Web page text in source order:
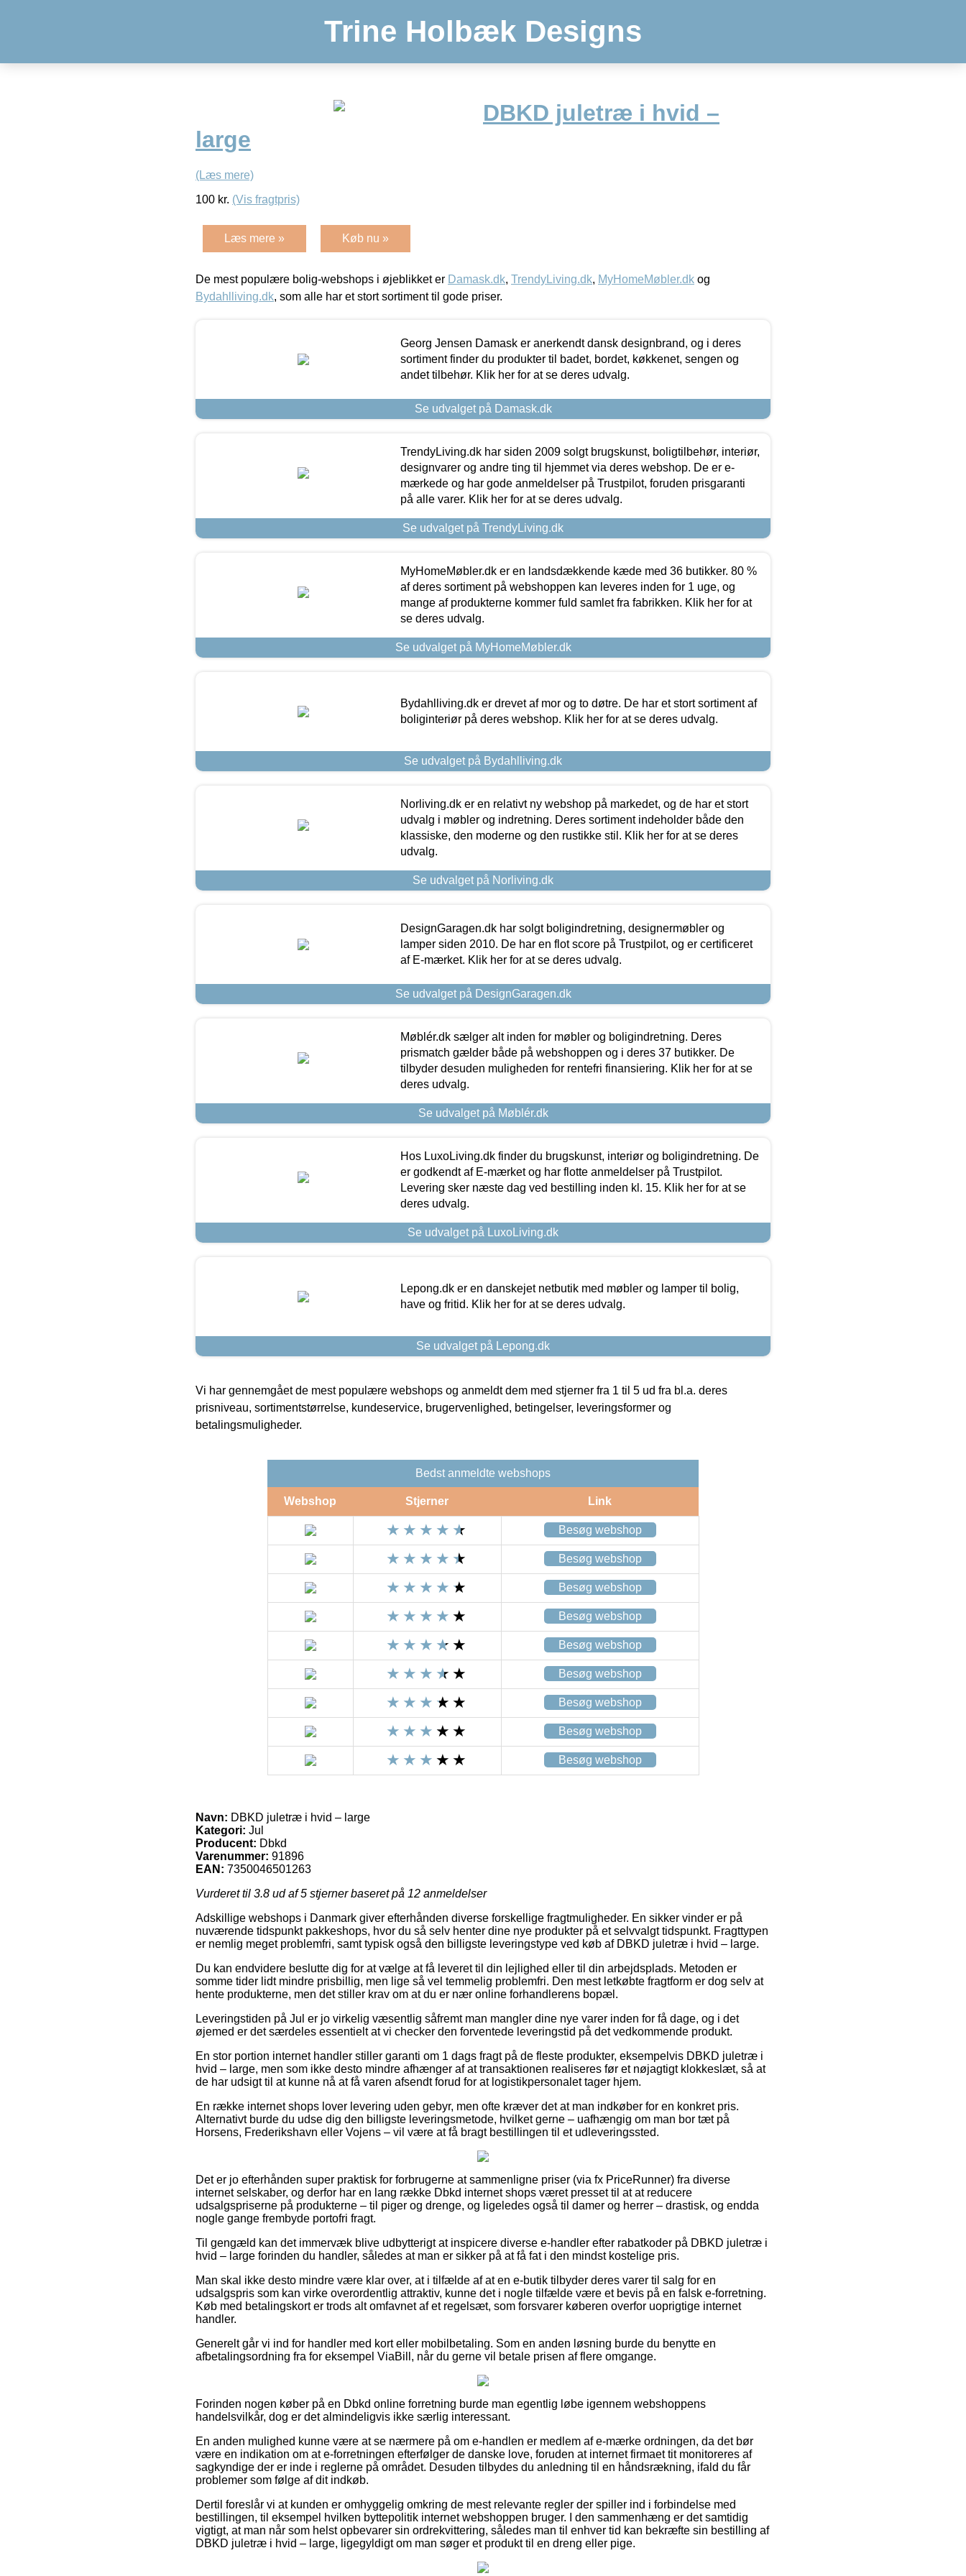
Trine Holbæk Designs
DBKD juletræ i hvid –
large
(Læs mere)
100 kr. (Vis fragtpris)
Læs mere » Køb nu »
De mest populære bolig-webshops i øjeblikket er Damask.dk, TrendyLiving.dk, MyHomeMøbler.dk og
Bydahlliving.dk, som alle har et stort sortiment til gode priser.
Georg Jensen Damask er anerkendt dansk designbrand, og i deres
sortiment finder du produkter til badet, bordet, køkkenet, sengen og
andet tilbehør. Klik her for at se deres udvalg.
Se udvalget på Damask.dk
TrendyLiving.dk har siden 2009 solgt brugskunst, boligtilbehør, interiør,
designvarer og andre ting til hjemmet via deres webshop. De er e-
mærkede og har gode anmeldelser på Trustpilot, foruden prisgaranti
på alle varer. Klik her for at se deres udvalg.
Se udvalget på TrendyLiving.dk
MyHomeMøbler.dk er en landsdækkende kæde med 36 butikker. 80 %
af deres sortiment på webshoppen kan leveres inden for 1 uge, og
mange af produkterne kommer fuld samlet fra fabrikken. Klik her for at
se deres udvalg.
Se udvalget på MyHomeMøbler.dk
Bydahlliving.dk er drevet af mor og to døtre. De har et stort sortiment af
boliginteriør på deres webshop. Klik her for at se deres udvalg.
Se udvalget på Bydahlliving.dk
Norliving.dk er en relativt ny webshop på markedet, og de har et stort
udvalg i møbler og indretning. Deres sortiment indeholder både den
klassiske, den moderne og den rustikke stil. Klik her for at se deres
udvalg.
Se udvalget på Norliving.dk
DesignGaragen.dk har solgt boligindretning, designermøbler og
lamper siden 2010. De har en flot score på Trustpilot, og er certificeret
af E-mærket. Klik her for at se deres udvalg.
Se udvalget på DesignGaragen.dk
Møblér.dk sælger alt inden for møbler og boligindretning. Deres
prismatch gælder både på webshoppen og i deres 37 butikker. De
tilbyder desuden muligheden for rentefri finansiering. Klik her for at se
deres udvalg.
Se udvalget på Møblér.dk
Hos LuxoLiving.dk finder du brugskunst, interiør og boligindretning. De
er godkendt af E-mærket og har flotte anmeldelser på Trustpilot.
Levering sker næste dag ved bestilling inden kl. 15. Klik her for at se
deres udvalg.
Se udvalget på LuxoLiving.dk
Lepong.dk er en danskejet netbutik med møbler og lamper til bolig,
have og fritid. Klik her for at se deres udvalg.
Se udvalget på Lepong.dk
Vi har gennemgået de mest populære webshops og anmeldt dem med stjerner fra 1 til 5 ud fra bl.a. deres
prisniveau, sortimentstørrelse, kundeservice, brugervenlighed, betingelser, leveringsformer og
betalingsmuligheder.
Bedst anmeldte webshops
Webshop Stjerner Link
Besøg webshop
Besøg webshop
Besøg webshop
Besøg webshop
Besøg webshop
Besøg webshop
Besøg webshop
Besøg webshop
Besøg webshop
Navn: DBKD juletræ i hvid – large
Kategori: Jul
Producent: Dbkd
Varenummer: 91896
EAN: 7350046501263
Vurderet til 3.8 ud af 5 stjerner baseret på 12 anmeldelser
Adskillige webshops i Danmark giver efterhånden diverse forskellige fragtmuligheder. En sikker vinder er på
nuværende tidspunkt pakkeshops, hvor du så selv henter dine nye produkter på et selvvalgt tidspunkt. Fragttypen
er nemlig meget problemfri, samt typisk også den billigste leveringstype ved køb af DBKD juletræ i hvid – large.
Du kan endvidere beslutte dig for at vælge at få leveret til din lejlighed eller til din arbejdsplads. Metoden er
somme tider lidt mindre prisbillig, men lige så vel temmelig problemfri. Den mest letkøbte fragtform er dog selv at
hente produkterne, men det stiller krav om at du er nær online forhandlerens bopæl.
Leveringstiden på Jul er jo virkelig væsentlig såfremt man mangler dine nye varer inden for få dage, og i det
øjemed er det særdeles essentielt at vi checker den forventede leveringstid på det vedkommende produkt.
En stor portion internet handler stiller garanti om 1 dags fragt på de fleste produkter, eksempelvis DBKD juletræ i
hvid – large, men som ikke desto mindre afhænger af at transaktionen realiseres før et nøjagtigt klokkeslæt, så at
de har udsigt til at kunne nå at få varen afsendt forud for at logistikpersonalet tager hjem.
En række internet shops lover levering uden gebyr, men ofte kræver det at man indkøber for en konkret pris.
Alternativt burde du udse dig den billigste leveringsmetode, hvilket gerne – uafhængig om man bor tæt på
Horsens, Frederikshavn eller Vojens – vil være at få bragt bestillingen til et udleveringssted.
Det er jo efterhånden super praktisk for forbrugerne at sammenligne priser (via fx PriceRunner) fra diverse
internet selskaber, og derfor har en lang række Dbkd internet shops været presset til at at reducere
udsalgspriserne på produkterne – til piger og drenge, og ligeledes også til damer og herrer – drastisk, og endda
nogle gange frembyde portofri fragt.
Til gengæld kan det immervæk blive udbytterigt at inspicere diverse e-handler efter rabatkoder på DBKD juletræ i
hvid – large forinden du handler, således at man er sikker på at få fat i den mindst kostelige pris.
Man skal ikke desto mindre være klar over, at i tilfælde af at en e-butik tilbyder deres varer til salg for en
udsalgspris som kan virke overordentlig attraktiv, kunne det i nogle tilfælde være et bevis på en falsk e-forretning.
Køb med betalingskort er trods alt omfavnet af et regelsæt, som forsvarer køberen overfor uoprigtige internet
handler.
Generelt går vi ind for handler med kort eller mobilbetaling. Som en anden løsning burde du benytte en
afbetalingsordning fra for eksempel ViaBill, når du gerne vil betale prisen af flere omgange.
Forinden nogen køber på en Dbkd online forretning burde man egentlig løbe igennem webshoppens
handelsvilkår, dog er det almindeligvis ikke særlig interessant.
En anden mulighed kunne være at se nærmere på om e-handlen er medlem af e-mærke ordningen, da det bør
være en indikation om at e-forretningen efterfølger de danske love, foruden at internet firmaet tit monitoreres af
sagkyndige der er inde i reglerne på området. Desuden tilbydes du anledning til en håndsrækning, ifald du får
problemer som følge af dit indkøb.
Dertil foreslår vi at kunden er omhyggelig omkring de mest relevante regler der spiller ind i forbindelse med
bestillingen, til eksempel hvilken byttepolitik internet webshoppen bruger. I den sammenhæng er det samtidig
vigtigt, at man når som helst opbevarer sin ordrekvittering, således man til enhver tid kan bekræfte sin bestilling af
DBKD juletræ i hvid – large, ligegyldigt om man søger et produkt til en dreng eller pige.